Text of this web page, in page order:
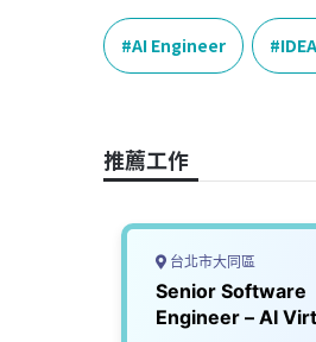
c
e
b
k
n
e
r
a
n
k
e
AI Engineer
推薦工作
台北市大同區
Senior Software
Engineer – AI